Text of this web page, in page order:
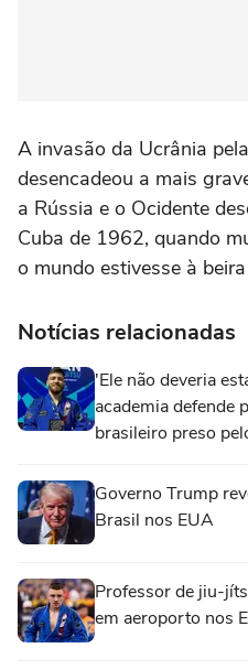
A invasão da Ucrânia
desencadeou a mais
a Rússia e o ‌Ocidente
Cuba ⁠de 1962, quando
o mundo estivesse à
Notícias relacionadas
'Ele não deveria
academia defende
brasileiro preso
Governo Trump
Brasil nos EUA
Professor de jiu-
em aeroporto nos